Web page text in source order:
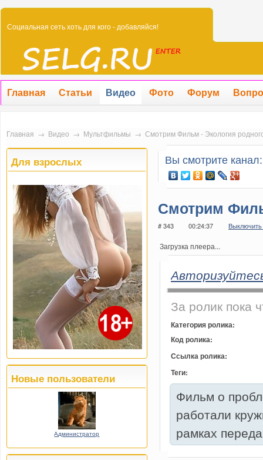
Социальная сеть хоть для кого - добавляйся!
Главная Статьи Видео Фото Форум
Главная → Видео → Мультфильмы → Смотрим Фильм - Экология
Для взрослых
Новые пользователи
Администратор
Вы смотрите
Смотрим
глазами
# 343 00:24:37 Выключить
Загрузка плеера...
За ролик пока
Категория ролика:
Код ролика:
Ссылка ролика:
Теги:
Фильм о
работали
рамках